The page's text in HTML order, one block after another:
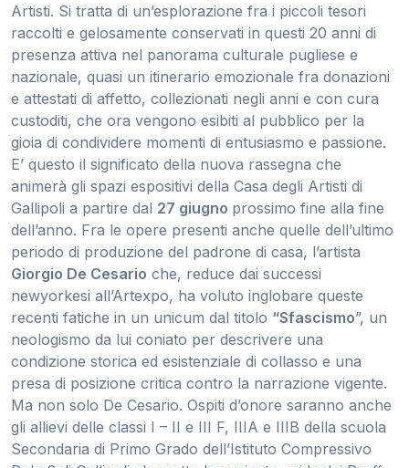
Artisti. Si tratta di un’esplorazione fra i piccoli tesori
raccolti e gelosamente conservati in questi 20 anni di
presenza attiva nel panorama culturale pugliese e
nazionale, quasi un itinerario emozionale fra donazioni
e attestati di affetto, collezionati negli anni e con cura
custoditi, che ora vengono esibiti al pubblico per la
gioia di condividere momenti di entusiasmo e passione.
E’ questo il significato della nuova rassegna che
animerà gli spazi espositivi della Casa degli Artisti di
Gallipoli a partire dal 27 giugno prossimo fine alla fine
dell’anno. Fra le opere presenti anche quelle dell’ultimo
periodo di produzione del padrone di casa, l’artista
Giorgio De Cesario che, reduce dai successi
newyorkesi all’Artexpo, ha voluto inglobare queste
recenti fatiche in un unicum dal titolo “Sfascismo”, un
neologismo da lui coniato per descrivere una
condizione storica ed esistenziale di collasso e una
presa di posizione critica contro la narrazione vigente.
Ma non solo De Cesario. Ospiti d’onore saranno anche
gli allievi delle classi I – II e III F, IIIA e IIIB della scuola
Secondaria di Primo Grado dell’Istituto Compressivo